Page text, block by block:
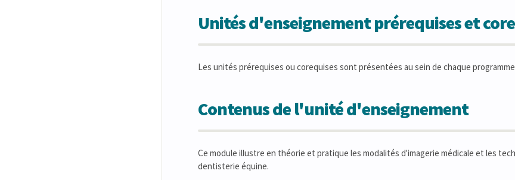
Unités d'enseignement prérequises et
Les unités prérequises ou corequises sont présentées au sein de chaque programme
Contenus de l'unité d'enseignement
Ce module illustre en théorie et pratique les modalités d'imagerie médicale et les
dentisterie équine.